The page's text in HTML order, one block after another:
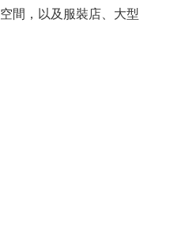
間，以及服裝店、大型